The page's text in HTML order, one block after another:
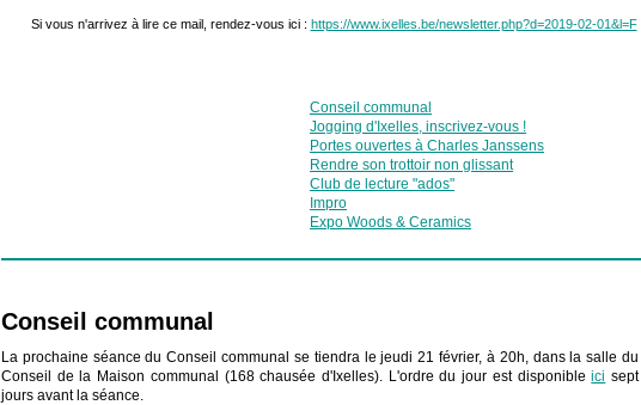
Si vous n'arrivez à lire ce mail, rendez-vous ici : https://www.ixelles.be/newsletter.php?d=2019-02-01&l=F
Conseil communal
Jogging d'Ixelles, inscrivez-vous !
Portes ouvertes à Charles Janssens
Rendre son trottoir non glissant
Club de lecture "ados"
Impro
Expo Woods & Ceramics
Conseil communal
La prochaine séance du Conseil communal se tiendra le jeudi 21 février, à 20h, dans la salle du
Conseil de la Maison communal (168 chausée d'Ixelles). L'ordre du jour est disponibleici sept
jours avant la séance.